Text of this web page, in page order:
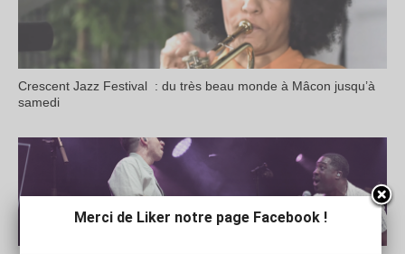
Crescent Jazz Festival : du très beau monde à Mâcon jusqu’à
samedi
Merci de Liker notre page Facebook !